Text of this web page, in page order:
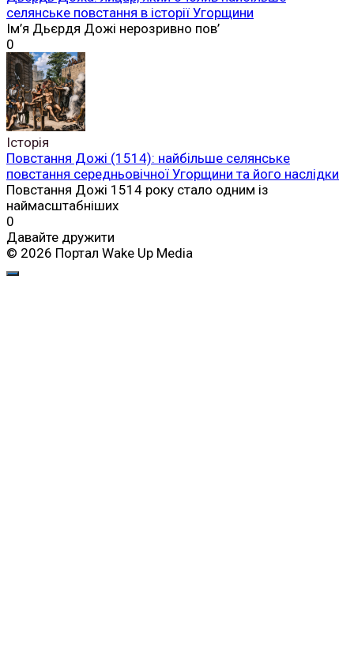
селянське повстання в історії Угорщини
Ім’я Дьєрдя Дожі нерозривно пов’
0
Історія
Повстання Дожі (1514): найбільше селянське
повстання середньовічної Угорщини та його наслідки
Повстання Дожі 1514 року стало одним із
наймасштабніших
0
Давайте дружити
© 2026 Портал Wake Up Media